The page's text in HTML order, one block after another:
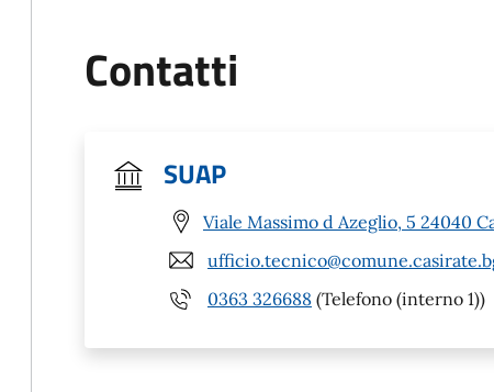
Contatti
SUAP
Viale Massimo d Azeglio, 5 24040
0363 326688 (Telefono (interno 1))